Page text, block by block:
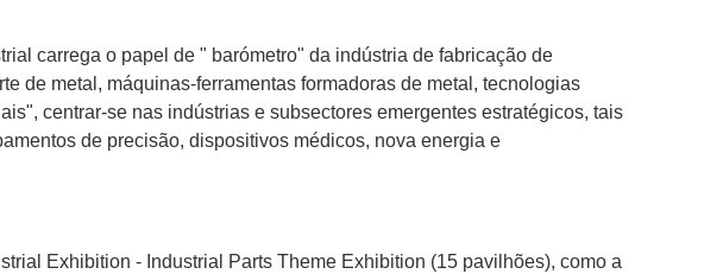
carrega o papel de " barómetro" da indústria de fabricação de
de metal, máquinas-ferramentas formadoras de metal, tecnologias
centrar-se nas indústrias e subsectores emergentes estratégicos, tais
de precisão, dispositivos médicos, nova energia e
Exhibition - Industrial Parts Theme Exhibition (15 pavilhões), como a